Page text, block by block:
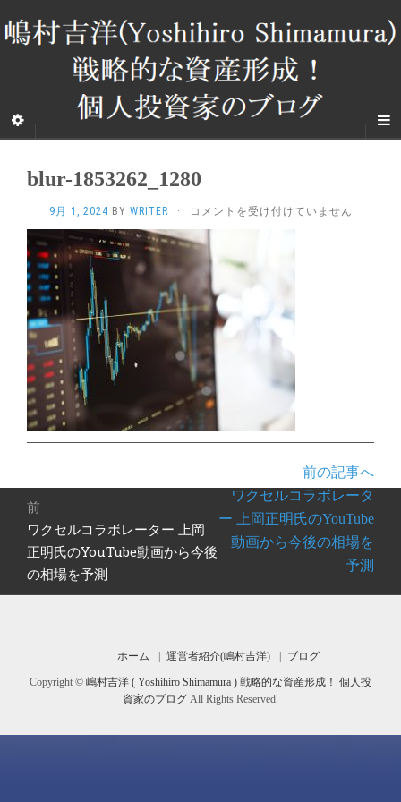
blur-1853262_1280
9月 1, 2024 BY WRITER ·
BLUR-
1853262_1280
は
コメントを受け付けていません
前の記事へ
ワクセルコラボレータ
ー 上岡正明氏のYouTube
動画から今後の相場を
予測
前
前
の
投
稿:
ワクセルコラボレーター 上岡
正明氏のYouTube動画から今後
の相場を予測
ホーム 運営者紹介(嶋村吉洋) ブログ
Copyright © 嶋村吉洋 ( Yoshihiro Shimamura ) 戦略的な資産形成！ 個人投
資家のブログ All Rights Reserved.